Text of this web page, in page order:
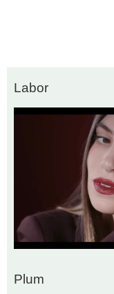
Labor
Plum